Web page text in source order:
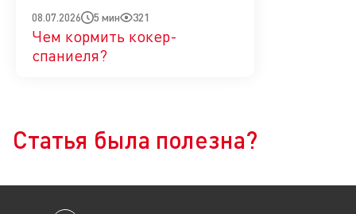
08.07.2026 5 мин 321
Чем кормить кокер-
спаниеля?
Статья была полезна?